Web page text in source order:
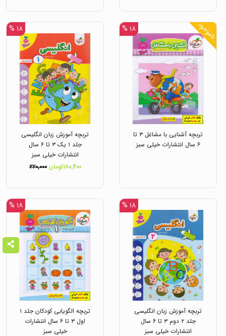
ناموجود ۱۸ %
تربچه آشنایی با مشاغل ۳ تا
۶ سال انتشارات خیلی سبز
۱۸ %
تربچه آموزش زبان انگلیسی
جلد ۱ یک ۳ تا ۶ سال
انتشارات خیلی سبز
۱۸۰,۴۰۰تومان
۲۲۰,۰۰۰
۱۸ %
تربچه آموزش زبان انگلیسی
جلد ۲ دوم ۳ تا ۶ سال
انتشارات خیلی سبز
۱۸ %
تربچه الگویابی کودکان جلد ۱
اول ۳ تا ۶ سال انتشارات
خیلی سبز